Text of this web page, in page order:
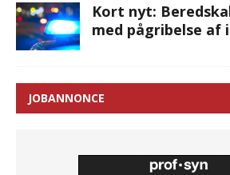
Kort nyt:
med pågribelse af
JOBANNONCE